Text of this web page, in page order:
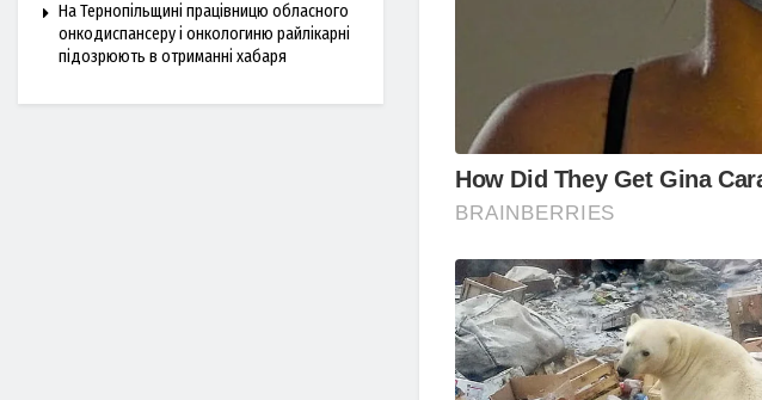
На Тернопільщині працівницю обласного
онкодиспансеру і онкологиню райлікарні
підозрюють в отриманні хабаря